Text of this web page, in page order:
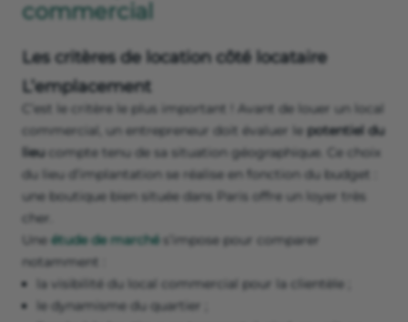
renouvellement éventuel du bail commercial. Pour le
du loyer!
Critères pour louer un local
commercial
Les critères de location côté locataire